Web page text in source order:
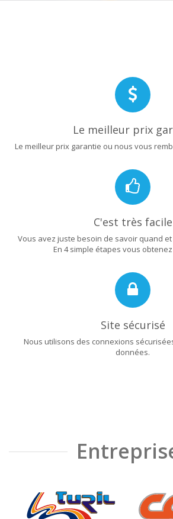
Le meilleur prix
Le meilleur prix garantie ou nous vous
C'est très facile
Vous avez juste besoin de savoir quand
En 4 simple étapes vous
Site sécurisé
Nous utilisons des connexions
données.
❮